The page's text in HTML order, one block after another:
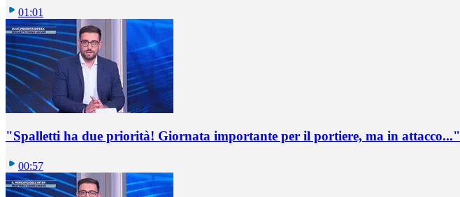
01:01
"Spalletti ha due priorità! Giornata importante per il portiere, ma in attacco..."
00:57